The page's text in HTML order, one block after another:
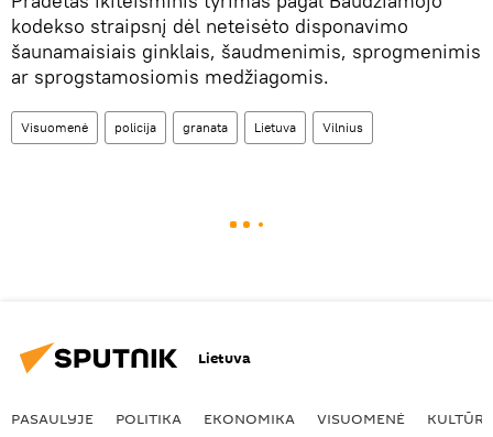
kodekso straipsnį dėl neteisėto disponavimo
šaunamaisiais ginklais, šaudmenimis, sprogmenimis
ar sprogstamosiomis medžiagomis.
Visuomenė policija granata Lietuva Vilnius
Lietuva
PASAULYJE POLITIKA EKONOMIKA VISUOMENĖ KULTŪRA